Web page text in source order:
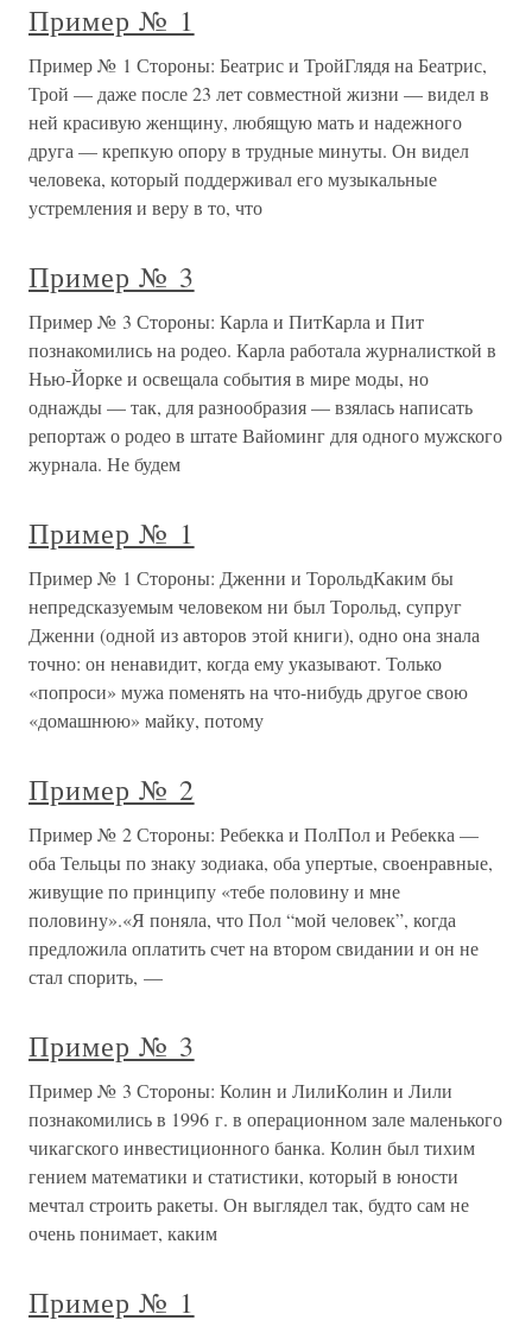
Пример № 1
Пример № 1 Стороны: Беатрис и ТройГлядя на Беатрис,
Трой — даже после 23 лет совместной жизни — видел в
ней красивую женщину, любящую мать и надежного
друга — крепкую опору в трудные минуты. Он видел
человека, который поддерживал его музыкальные
устремления и веру в то, что
Пример № 3
Пример № 3 Стороны: Карла и ПитКарла и Пит
познакомились на родео. Карла работала журналисткой в
Нью-Йорке и освещала события в мире моды, но
однажды — так, для разнообразия — взялась написать
репортаж о родео в штате Вайоминг для одного мужского
журнала. Не будем
Пример № 1
Пример № 1 Стороны: Дженни и ТорольдКаким бы
непредсказуемым человеком ни был Торольд, супруг
Дженни (одной из авторов этой книги), одно она знала
точно: он ненавидит, когда ему указывают. Только
«попроси» мужа поменять на что-нибудь другое свою
«домашнюю» майку, потому
Пример № 2
Пример № 2 Стороны: Ребекка и ПолПол и Ребекка —
оба Тельцы по знаку зодиака, оба упертые, своенравные,
живущие по принципу «тебе половину и мне
половину».«Я поняла, что Пол “мой человек”, когда
предложила оплатить счет на втором свидании и он не
стал спорить, —
Пример № 3
Пример № 3 Стороны: Колин и ЛилиКолин и Лили
познакомились в 1996 г. в операционном зале маленького
чикагского инвестиционного банка. Колин был тихим
гением математики и статистики, который в юности
мечтал строить ракеты. Он выглядел так, будто сам не
очень понимает, каким
Пример № 1